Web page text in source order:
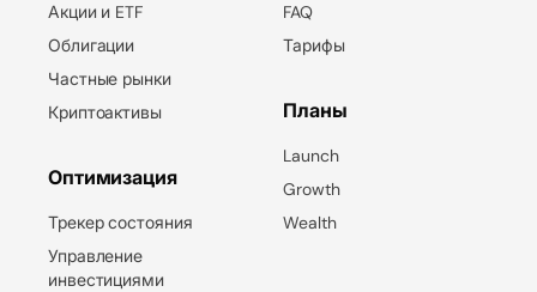
Акции и ETF
Облигации
Частные рынки
Криптоактивы
Оптимизация
Трекер состояния
Управление
инвестициями
FAQ
Тарифы
Планы
Launch
Growth
Wealth